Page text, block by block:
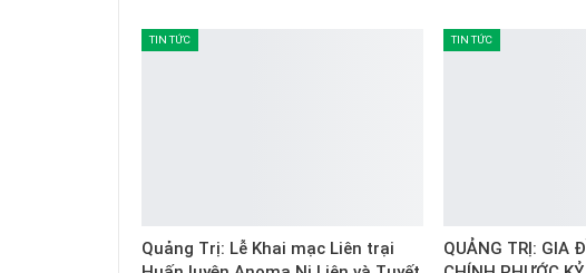
TIN TỨC
Quảng Trị: Lễ Khai mạc Liên trại
TIN TỨC
QUẢNG TRỊ: GIA